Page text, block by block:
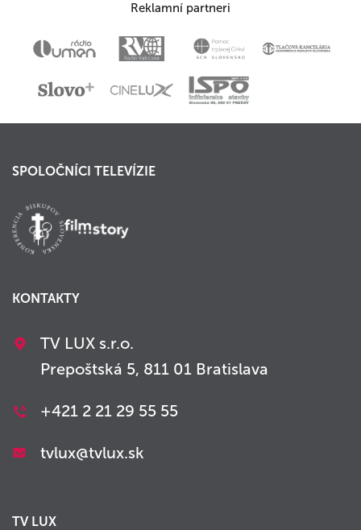
Reklamní partneri
SPOLOČNÍCI TELEVÍZIE
KONTAKTY
TV LUX s.r.o.
Prepoštská 5, 811 01 Bratislava
+421 2 21 29 55 55
tvlux@tvlux.sk
TV LUX